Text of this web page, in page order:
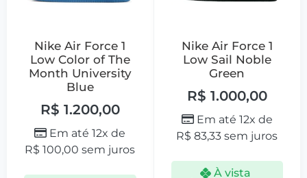
Nike Air Force 1
Low Color of The
Month University
Blue
R$ 1.200,00
Em até 12x de
R$ 100,00 sem juros
Nike Air Force 1
Low Sail Noble
Green
R$ 1.000,00
Em até 12x de
R$ 83,33 sem juros
À vista